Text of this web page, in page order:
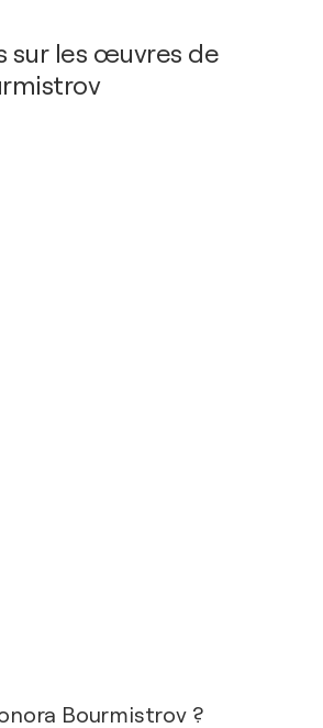
sur les œuvres de
Bourmistrov ?